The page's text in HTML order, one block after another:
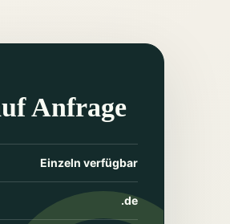
Anfrage
Einzeln verfügbar
.de